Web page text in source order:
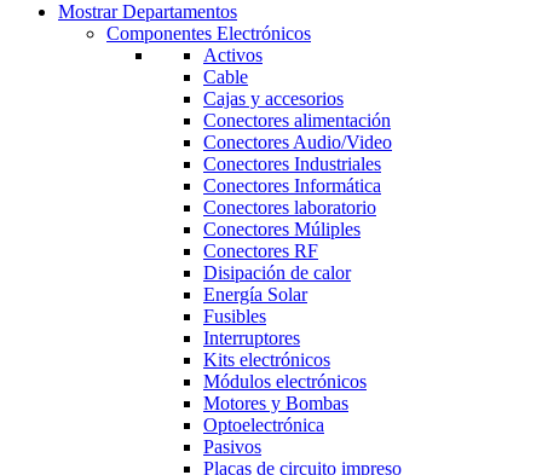
Mostrar Departamentos
Componentes Electrónicos
Activos
Cable
Cajas y accesorios
Conectores alimentación
Conectores Audio/Video
Conectores Industriales
Conectores Informática
Conectores laboratorio
Conectores Múliples
Conectores RF
Disipación de calor
Energía Solar
Fusibles
Interruptores
Kits electrónicos
Módulos electrónicos
Motores y Bombas
Optoelectrónica
Pasivos
Placas de circuito impreso